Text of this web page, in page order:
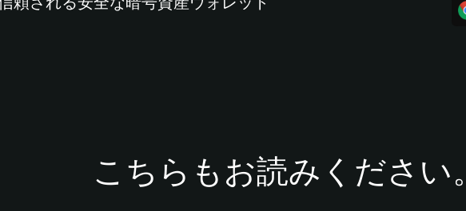
こちらもお読みください。